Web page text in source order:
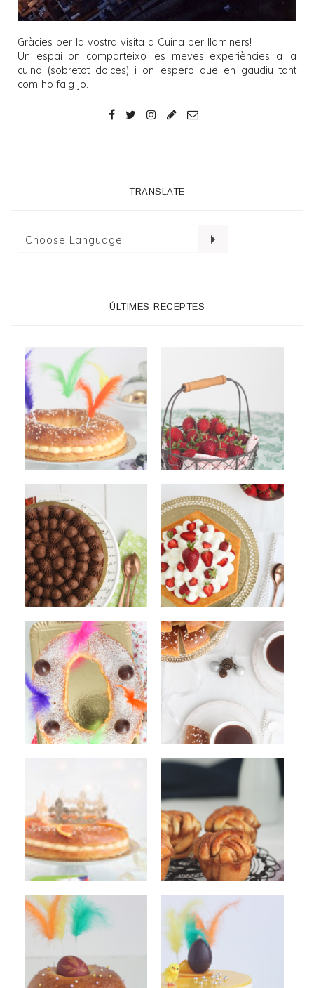
Gràcies per la vostra visita a Cuina per llaminers!
Un espai on comparteixo les meves experiències a la
cuina (sobretot dolces) i on espero que en gaudiu tant
com ho faig jo.
TRANSLATE
ÚLTIMES RECEPTES